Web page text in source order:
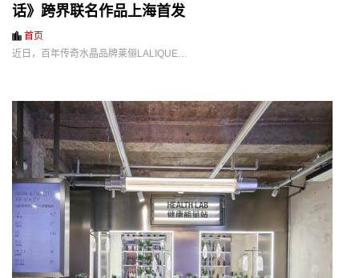
话》跨界联名作品上海首发
首页
近日，百年传奇水晶品牌莱俪LALIQUE…